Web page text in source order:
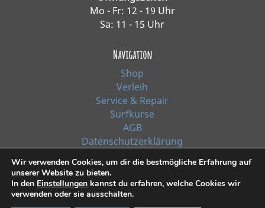
Mo - Fr: 12 - 19 Uhr
Sa: 11 - 15 Uhr
Navigation
Shop
Verleih
Service & Repair
Surfkurse
AGB
Datenschutzerklärung
*Alle Preise inkl. Ust. zzgl. Versandkosten
Wir verwenden Cookies, um dir die bestmögliche Erfahrung auf
unserer Website zu bieten.
In den Einstellungen kannst du erfahren, welche Cookies wir
verwenden oder sie ausschalten.